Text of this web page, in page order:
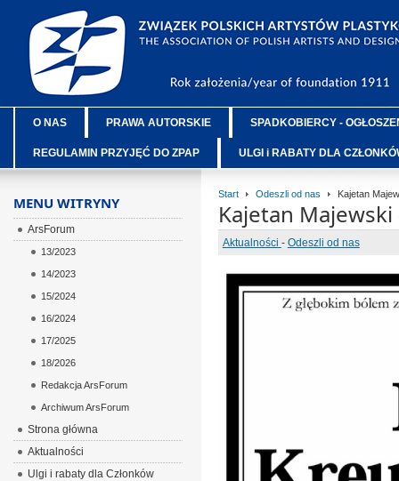
O NAS PRAWA AUTORSKIE SPADKOBIERCY -
REGULAMIN PRZYJĘĆ DO ZPAP ULGI i RABATY DLA
Start Odeszli od nas Kajetan
Kajetan
Aktualności - Odeszli od nas
MENU WITRYNY
ArsForum
13/2023
14/2023
15/2024
16/2024
17/2025
18/2026
Redakcja ArsForum
Archiwum ArsForum
Strona główna
Aktualności
Ulgi i rabaty dla Członków